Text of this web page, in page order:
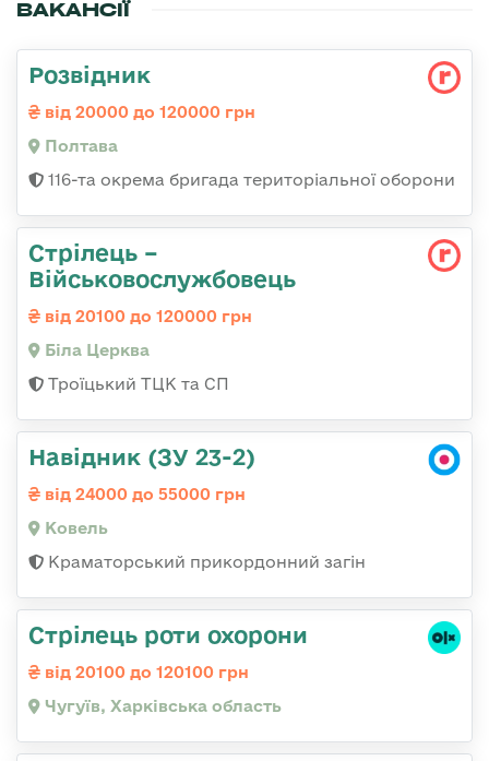
ВАКАНСІЇ
Розвідник
від 20000 до 120000 грн
Полтава
116-та окрема бригада територіальної оборони
Стрілець –
Військовослужбовець
від 20100 до 120000 грн
Біла Церква
Троїцький ТЦК та СП
Навідник (ЗУ 23-2)
від 24000 до 55000 грн
Ковель
Краматорський прикордонний загін
Стрілець роти охорони
від 20100 до 120100 грн
Чугуїв, Харківська область